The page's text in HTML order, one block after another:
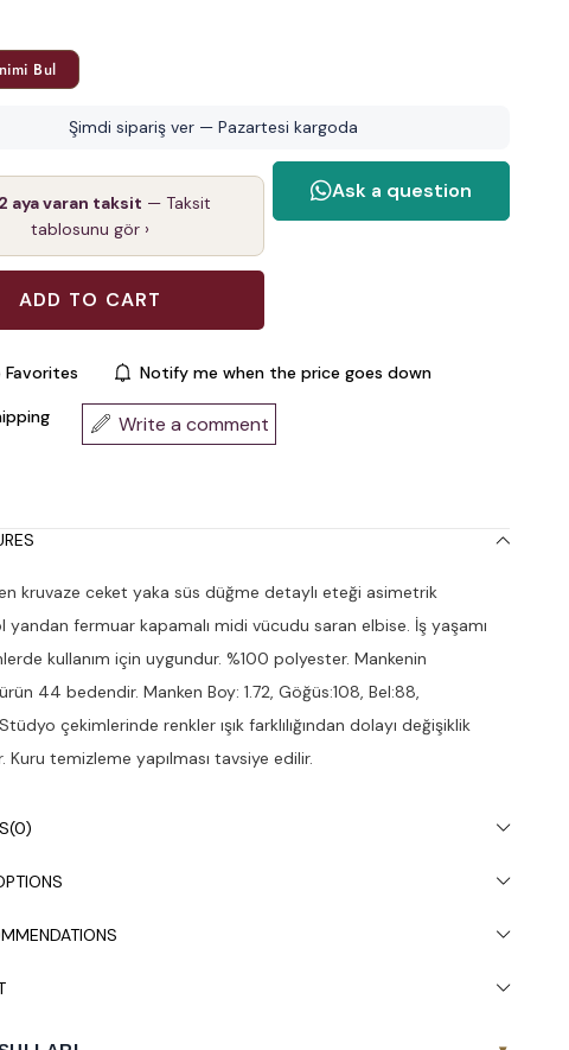
Bul
Şimdi sipariş ver — Pazartesi kargoda
aya varan taksit — Taksit
tablosunu gör ›
Notify me when the price goes down
Write a comment
kruvaze ceket yaka süs düğme detaylı eteği asimetrik
yandan fermuar kapamalı midi vücudu saran elbise. İş yaşamı
kullanım için uygundur. %100 polyester. Mankenin
44 bedendir. Manken Boy: 1.72, Göğüs:108, Bel:88,
çekimlerinde renkler ışık farklılığından dolayı değişiklik
Kuru temizleme yapılması tavsiye edilir.
(0)